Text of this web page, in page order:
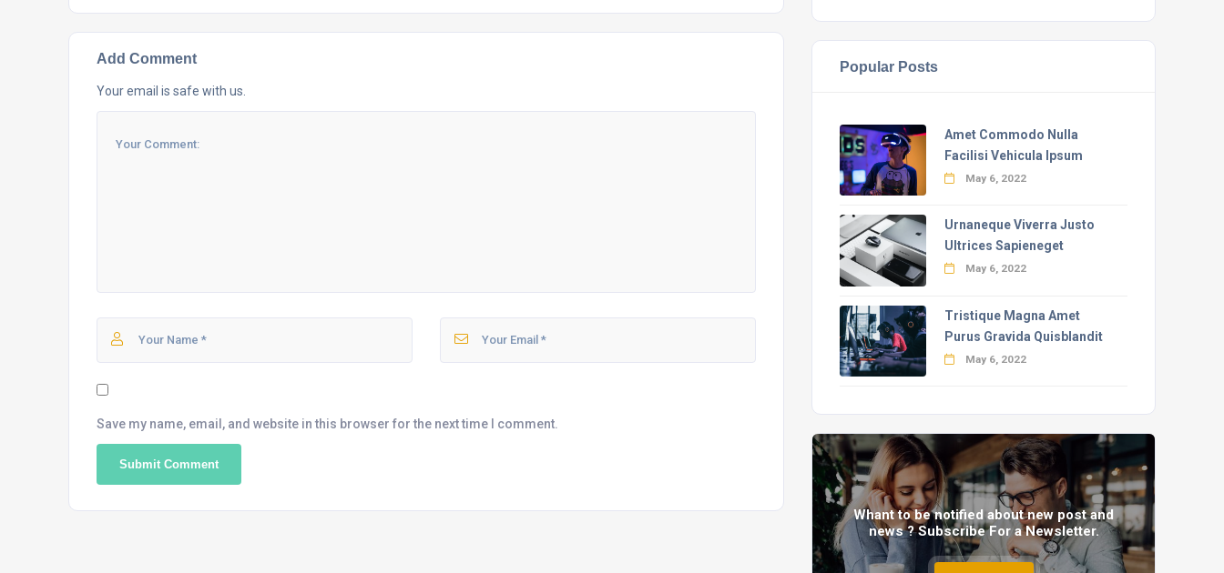
Add Comment
Your email is safe with us.
Save my name, email, and website in this browser for the next time I comment.
Popular Posts
Amet Commodo Nulla
Facilisi Vehicula Ipsum
May 6, 2022
Urnaneque Viverra Justo
Ultrices Sapieneget
May 6, 2022
Tristique Magna Amet
Purus Gravida Quisblandit
May 6, 2022
Whant to be notified about new post and
news ? Subscribe For a Newsletter.